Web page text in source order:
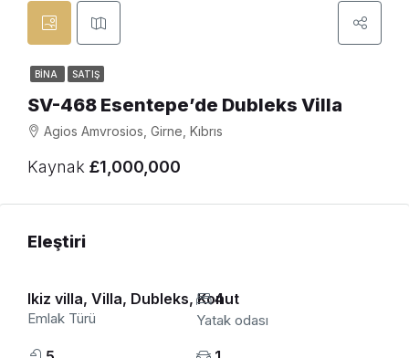
BINA SATIŞ
SV-468 Esentepe’de Dubleks Villa
Agios Amvrosios, Girne, Kıbrıs
Kaynak £1,000,000
Eleştiri
Ikiz villa, Villa, Dubleks, Konut
Emlak Türü
4
Yatak odası